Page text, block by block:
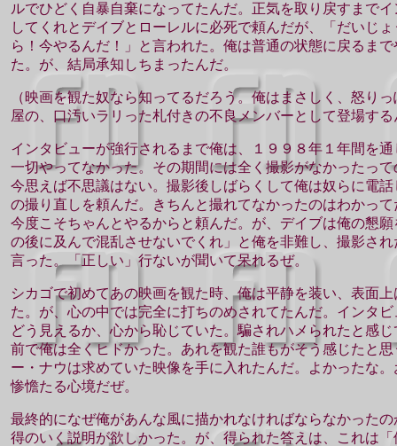
ルでひどく自暴自棄になってたんだ。正気を取り戻すまで
してくれとデイブとローレルに必死で頼んだが、「だいじ
ら！今やるんだ！」と言われた。俺は普通の状態に戻るま
た。が、結局承知しちまったんだ。
（映画を観た奴なら知ってるだろう。俺はまさしく、怒り
屋の、口汚いラリった札付きの不良メンバーとして登場す
インタビューが強行されるまで俺は、１９９８年１年間を
一切やってなかった。その期間には全く撮影がなかったっ
今思えば不思議はない。撮影後しばらくして俺は奴らに電
の撮り直しを頼んだ。きちんと撮れてなかったのはわかっ
今度こそちゃんとやるからと頼んだ。が、デイブは俺の懇
の後に及んで混乱させないでくれ」と俺を非難し、撮影さ
言った。「正しい」行ないが聞いて呆れるぜ。
シカゴで初めてあの映画を観た時、俺は平静を装い、表面
た。が、心の中では完全に打ちのめされてたんだ。インタ
どう見えるか、心から恥じていた。騙されハメられたと感
前で俺は全くヒドかった。あれを観た誰もがそう感じたと
ー・ナウは求めていた映像を手に入れたんだ。よかったな
惨憺たる心境だぜ。
最終的になぜ俺があんな風に描かれなければならなかった
得のいく説明が欲しかった。が、得られた答えは、これは